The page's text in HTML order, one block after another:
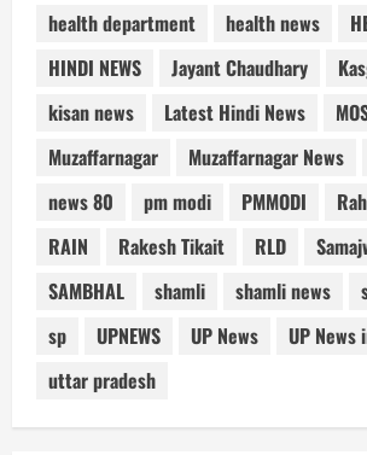
health department
health news
HINDI NEWS
Jayant Chaudhary
kisan news
Latest Hindi News
Muzaffarnagar
Muzaffarnagar News
news 80
pm modi PMMODI
RAIN
Rakesh Tikait RLD
SAMBHAL
shamli shamli news
sp
UPNEWS UP News
UP News
uttar pradesh